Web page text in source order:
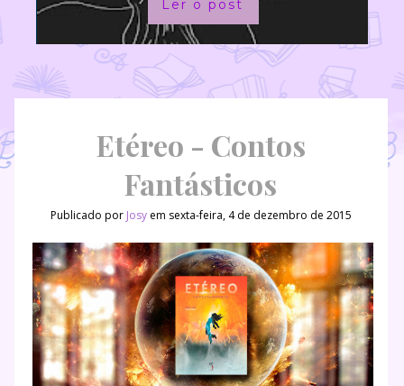
Ler o post
Etéreo - Contos
Fantásticos
Publicado por Josy em sexta-feira, 4 de dezembro de 2015